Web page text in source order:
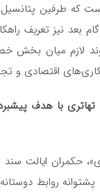
که طرفین
بعد نیز تعریف
لازم میان
اقتصادی و
تهاتری با هدف
حکمران ایالت سند
روابط دوستانه